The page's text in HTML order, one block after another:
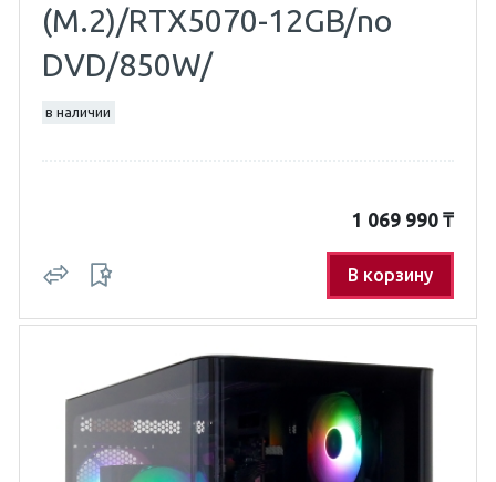
(M.2)/RTX5070-12GB/no
DVD/850W/
в наличии
1 069 990 ₸
В корзину